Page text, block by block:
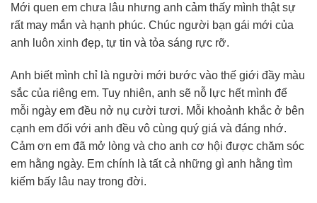
Mới quen em chưa lâu nhưng anh cảm thấy mình thật sự
rất may mắn và hạnh phúc. Chúc người bạn gái mới của
anh luôn xinh đẹp, tự tin và tỏa sáng rực rỡ.
Anh biết mình chỉ là người mới bước vào thế giới đầy màu
sắc của riêng em. Tuy nhiên, anh sẽ nỗ lực hết mình để
mỗi ngày em đều nở nụ cười tươi. Mỗi khoảnh khắc ở bên
cạnh em đối với anh đều vô cùng quý giá và đáng nhớ.
Cảm ơn em đã mở lòng và cho anh cơ hội được chăm sóc
em hằng ngày. Em chính là tất cả những gì anh hằng tìm
kiếm bấy lâu nay trong đời.